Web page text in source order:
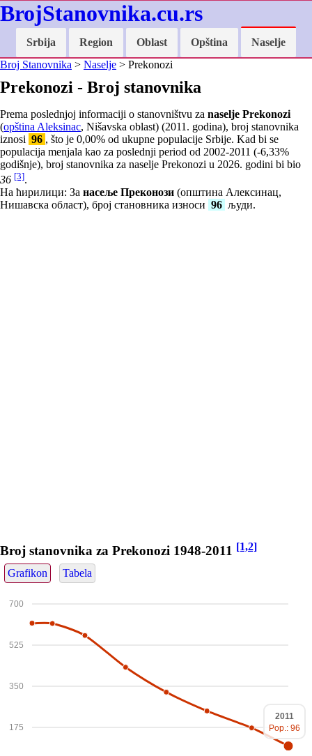
BrojStanovnika.cu.rs
Srbija Region Oblast Opština
Naselje
Broj Stanovnika > Naselje > Prekonozi
Prekonozi - Broj stanovnika
Prema poslednjoj informaciji o stanovništvu za naselje Prekonozi
(opština Aleksinac, Nišavska oblast) (2011. godina), broj stanovnika
iznosi 96 , što je 0,00% od ukupne populacije Srbije. Kad bi se
populacija menjala kao za poslednji period od 2002-2011 (-6,33%
godišnje), broj stanovnika za naselje Prekonozi u 2026. godini bi bio
36 [3].
На ћирилици: За насеље Преконози (општина Алексинац,
Нишавска област), број становника износи 96 људи.
Broj stanovnika za Prekonozi 1948-2011 [1,2]
Grafikon Tabela
175
350
525
700
2011
Pop.: 96